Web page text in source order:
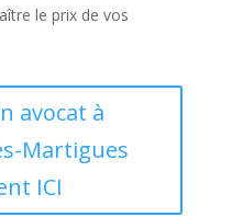
le prix de vos
avocat à
Martigues
ICI